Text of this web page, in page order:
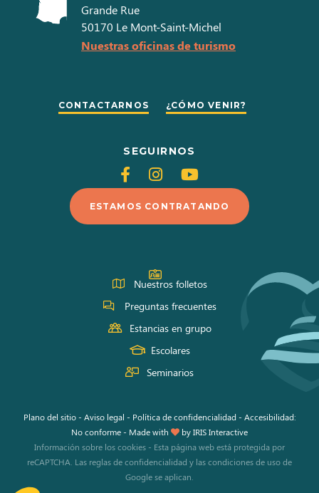
Grande Rue
50170 Le Mont-Saint-Michel
Nuestras oficinas de turismo
CONTACTARNOS ¿CÓMO VENIR?
SEGUIRNOS
Siganos
en
Facebook
Siganos
en
Instagram
Siganos
en
Youtube
ESTAMOS CONTRATANDO
Nuestros folletos
Preguntas frecuentes
Estancias en grupo
Escolares
Seminarios
Plano del sitio- Aviso legal - Política de confidencialidad - Accesibilidad:
No conforme- Made with byIRIS Interactive
Información sobre los cookies - Esta página web está protegida por
reCAPTCHA. Las reglas de confidencialidad y lascondiciones de usode
Google se aplican.